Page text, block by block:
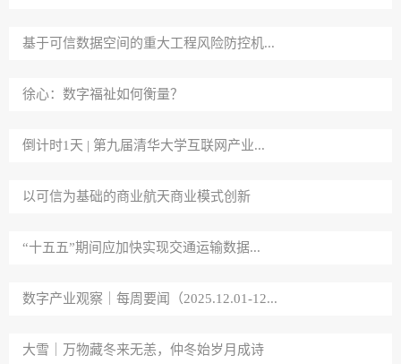
基于可信数据空间的重大工程风险防控机...
徐心：数字福祉如何衡量？
倒计时1天 | 第九届清华大学互联网产业...
以可信为基础的商业航天商业模式创新
“十五五”期间应加快实现交通运输数据...
数字产业观察｜每周要闻（2025.12.01-12...
大雪｜万物藏冬来无恙，仲冬始岁月成诗